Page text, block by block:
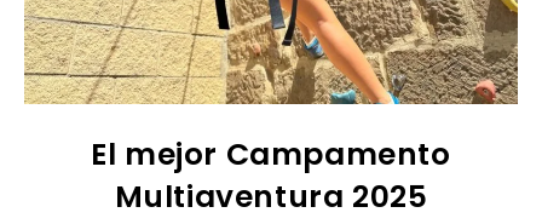
El mejor Campamento
Multiaventura 2025